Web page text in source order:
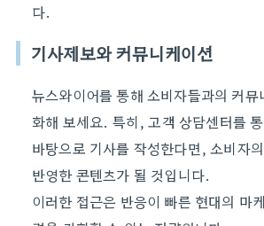
다.
기사제보와 커뮤니케이션
뉴스와이어를 통해 소비자들과의 커뮤
화해 보세요. 특히, 고객 상담센터를
바탕으로 기사를 작성한다면, 소비자
반영한 콘텐츠가 될 것입니다.
이러한 접근은 반응이 빠른 현대의 마